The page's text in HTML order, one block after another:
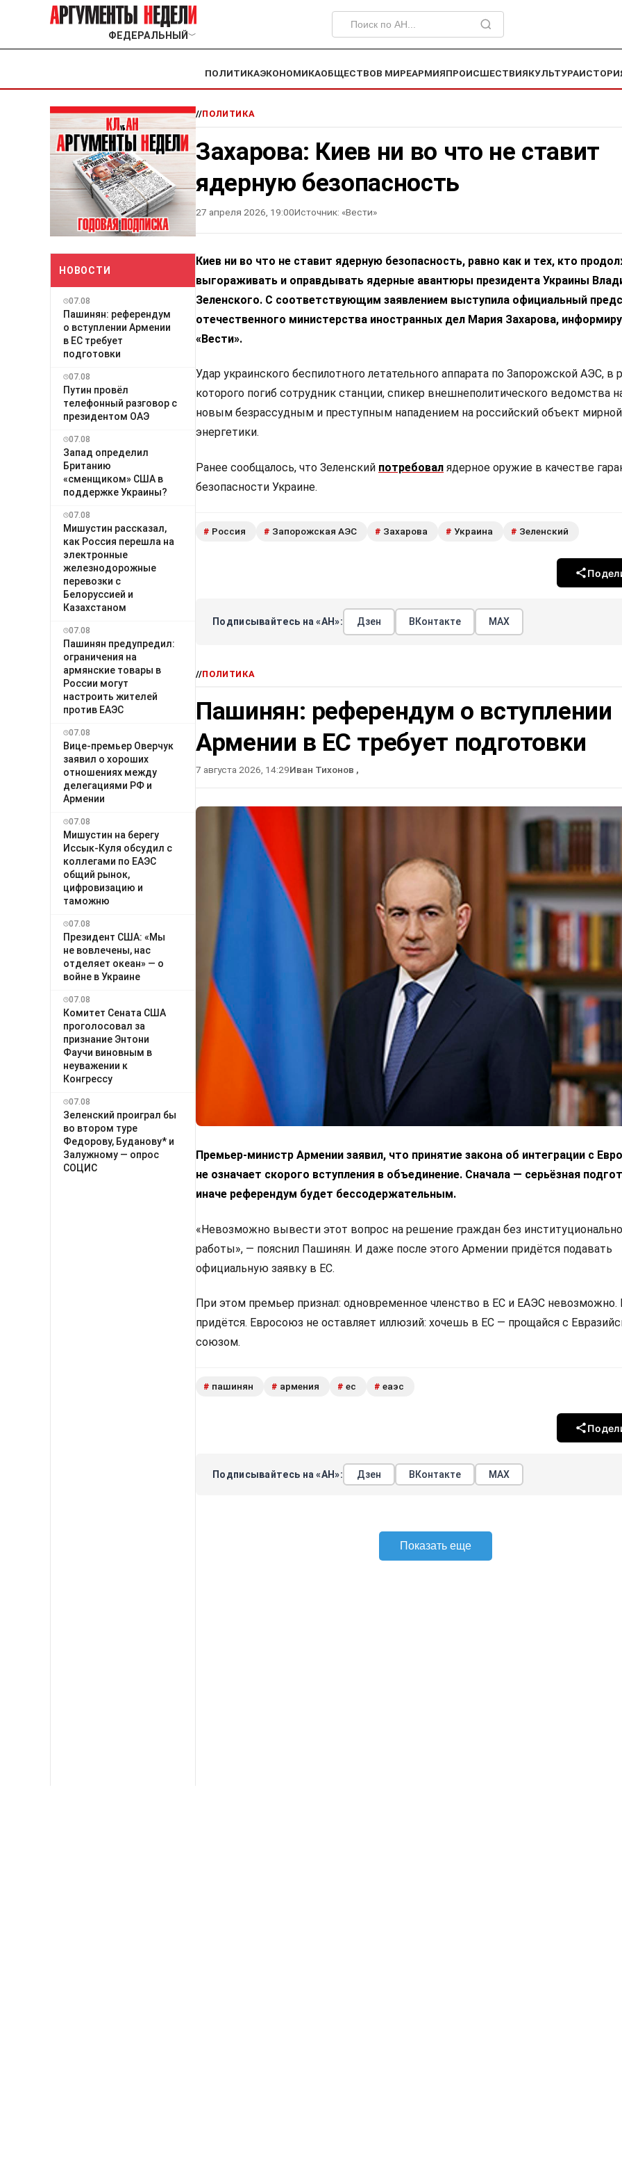
ФЕДЕРАЛЬНЫЙ ﹀
ПОЛИТИКАЭКОНОМИКАОБЩЕСТВОВ МИРЕАРМИЯПРОИСШЕСТВИЯКУЛЬТУРА
НОВОСТИ
07.08
Пашинян: референдум
о вступлении Армении
в ЕС требует
подготовки
07.08
Путин провёл
телефонный разговор с
президентом ОАЭ
07.08
Запад определил
Британию
«сменщиком» США в
поддержке Украины?
07.08
Мишустин рассказал,
как Россия перешла на
электронные
железнодорожные
перевозки с
Белоруссией и
Казахстаном
07.08
Пашинян предупредил:
ограничения на
армянские товары в
России могут
настроить жителей
против ЕАЭС
07.08
Вице-премьер Оверчук
заявил о хороших
отношениях между
делегациями РФ и
Армении
07.08
Мишустин на берегу
Иссык-Куля обсудил с
коллегами по ЕАЭС
общий рынок,
цифровизацию и
таможню
07.08
Президент США: «Мы
не вовлечены, нас
отделяет океан» — о
войне в Украине
07.08
Комитет Сената США
проголосовал за
признание Энтони
Фаучи виновным в
неуважении к
Конгрессу
07.08
Зеленский проиграл бы
во втором туре
Федорову, Буданову* и
Залужному — опрос
СОЦИС
//ПОЛИТИКА
Захарова: Киев ни во что не ставит
ядерную безопасность
27 апреля 2026, 19:00Источник: «Вести»
Киев ни во что не ставит ядерную безопасность, равно как и тех, кто
выгораживать и оправдывать ядерные авантюры президента Украины
Зеленского. С соответствующим заявлением выступила официальный
отечественного министерства иностранных дел Мария Захарова,
«Вести».
Удар украинского беспилотного летательного аппарата по Запорожской АЭС, в
которого погиб сотрудник станции, спикер внешнеполитического ведомства
новым безрассудным и преступным нападением на российский объект
энергетики.
Ранее сообщалось, что Зеленский потребовал ядерное оружие в качестве
безопасности Украине.
# Россия # Запорожская АЭС # Захарова # Украина # Зеленский
Подписывайтесь на «АН»: Дзен ВКонтакте МАХ
//ПОЛИТИКА
Пашинян: референдум о вступлении
Армении в ЕС требует подготовки
7 августа 2026, 14:29Иван Тихонов ,
Премьер-министр Армении заявил, что принятие закона об интеграции с
не означает скорого вступления в объединение. Сначала — серьёзная
иначе референдум будет бессодержательным.
«Невозможно вывести этот вопрос на решение граждан без
работы», — пояснил Пашинян. И даже после этого Армении придётся подавать
официальную заявку в ЕС.
При этом премьер признал: одновременное членство в ЕС и ЕАЭС невозможно.
придётся. Евросоюз не оставляет иллюзий: хочешь в ЕС — прощайся с
союзом.
# пашинян # армения # ес # еаэс
Подписывайтесь на «АН»: Дзен ВКонтакте МАХ
Показать еще